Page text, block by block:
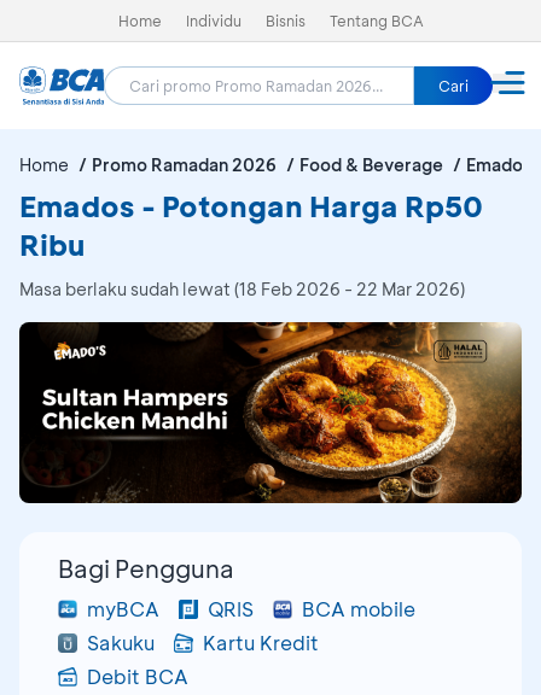
Home Individu Bisnis Tentang BCA
Cari
Home Promo Ramadan 2026 Food & Beverage Emados
Emados - Potongan Harga Rp50
Ribu
Masa berlaku sudah lewat (18 Feb 2026 - 22 Mar 2026)
Bagi Pengguna
myBCA QRIS
BCA mobile
Sakuku
Kartu Kredit
Debit BCA